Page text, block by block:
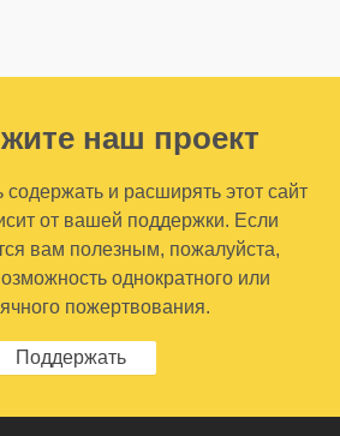
наш проект
и расширять этот сайт
от вашей поддержки. Если
вам полезным, пожалуйста,
однократного или
пожертвования.
Поддержать